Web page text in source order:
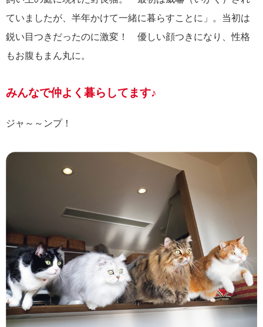
ていましたが、半年かけて一緒に暮らすことに」。当初は
鋭い目つきだったのに激変！ 優しい顔つきになり、性格
もお腹もまん丸に。
みんなで仲よく暮らしてます♪
ジャ～～ンプ！